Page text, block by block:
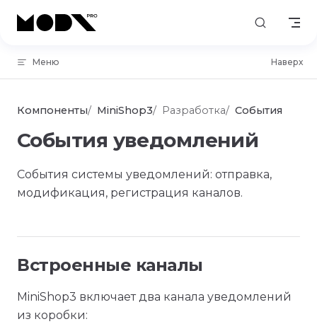
Skip to content
Меню Наверх
Компоненты MiniShop3 Разработка События
События уведомлений
События системы уведомлений: отправка,
модификация, регистрация каналов.
Встроенные каналы
MiniShop3 включает два канала уведомлений
из коробки: